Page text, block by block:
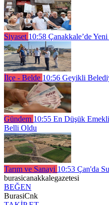
Siyaset 10:58 Çanakkale’de
İlçe - Belde 10:56 Geyikli
Gündem 10:55 En Düşük
Belli Oldu
Tarım ve Sanayi 10:53 Çan'da
burasicanakkalegazetesi
BEĞEN
BurasiCnk